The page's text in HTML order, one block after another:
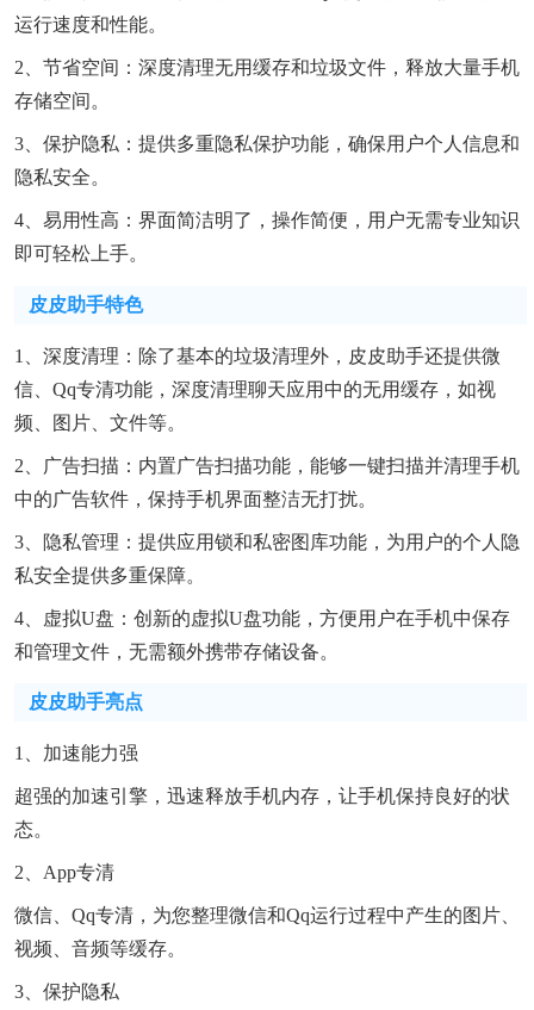
运行速度和性能。
2、节省空间：深度清理无用缓存和垃圾文件，释放大量手机
存储空间。
3、保护隐私：提供多重隐私保护功能，确保用户个人信息和
隐私安全。
4、易用性高：界面简洁明了，操作简便，用户无需专业知识
即可轻松上手。
皮皮助手特色
1、深度清理：除了基本的垃圾清理外，皮皮助手还提供微
信、qq专清功能，深度清理聊天应用中的无用缓存，如视
频、图片、文件等。
2、广告扫描：内置广告扫描功能，能够一键扫描并清理手机
中的广告软件，保持手机界面整洁无打扰。
3、隐私管理：提供应用锁和私密图库功能，为用户的个人隐
私安全提供多重保障。
4、虚拟u盘：创新的虚拟u盘功能，方便用户在手机中保存
和管理文件，无需额外携带存储设备。
皮皮助手亮点
1、加速能力强
超强的加速引擎，迅速释放手机内存，让手机保持良好的状
态。
2、app专清
微信、qq专清，为您整理微信和qq运行过程中产生的图片、
视频、音频等缓存。
3、保护隐私